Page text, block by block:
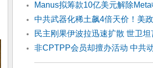
Manus拟筹款10亿美元解除
中共武器化稀土飙4倍天价！美
民主刚果伊波拉迅速扩散 世卫坦
非CPTPP会员却擅办活动 中共